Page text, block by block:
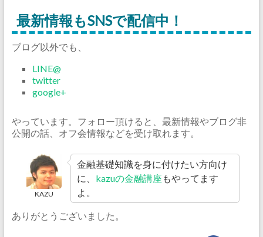
最新情報もSNSで配信中！
ブログ以外でも、
LINE@
twitter
google+
やっています。フォロー頂けると、最新情報やブログ非
公開の話、オフ会情報などを受け取れます。
KAZU
金融基礎知識を身に付けたい方向け
に、 kazuの金融講座 もやってます
よ。
ありがとうございました。